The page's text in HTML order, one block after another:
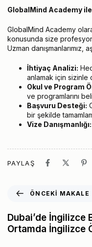
GlobalMind Academy
GlobalMind Academy
konusunda size
Uzman danışmanlarımız,
İhtiyaç Analizi:
anlamak için sizinle
Okul ve Program
ve programlarını
Başvuru Desteği:
bir şekilde
Vize Danışmanlığı:
PAYLAŞ
ÖNCEKI MAKALE
Dubai’de İngilizce
Ortamda İngilizce